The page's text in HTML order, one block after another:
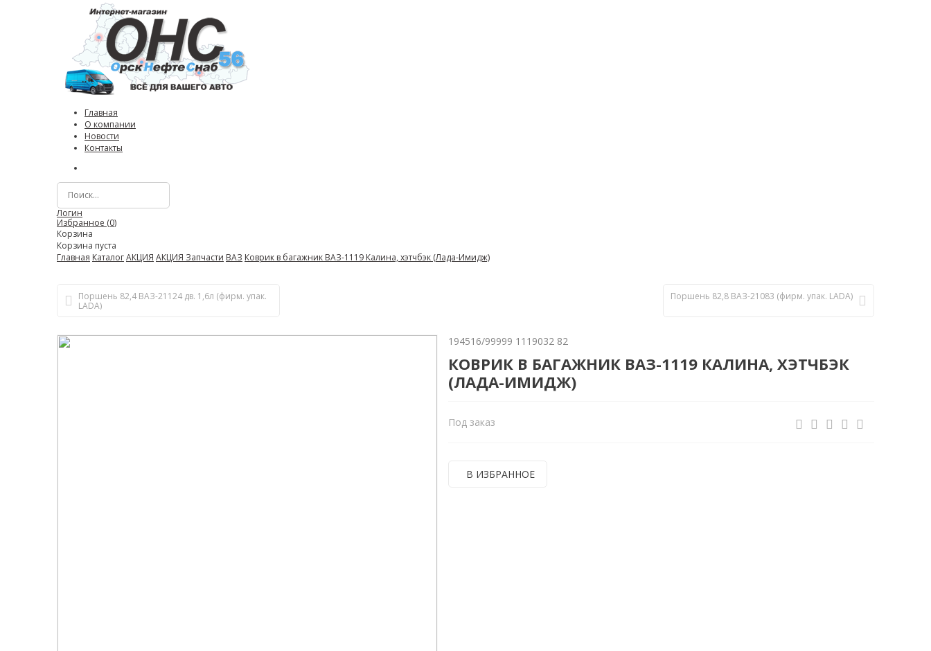
Главная
О компании
Новости
Контакты
Логин
Избранное (0)
Корзина
Корзина пуста
Главная КаталогАКЦИЯ АКЦИЯ Запчасти ВАЗ Коврик в багажник ВАЗ-1119 Калина, хэтчбэк (Лада-Имидж)
Поршень 82,4 ВАЗ-21124 дв. 1,6л (фирм. упак.
LADA)
Поршень 82,8 ВАЗ-21083 (фирм. упак. LADA)
194516/99999 1119032 82
КОВРИК В БАГАЖНИК ВАЗ-1119 КАЛИНА, ХЭТЧБЭК
(ЛАДА-ИМИДЖ)
Под заказ
В ИЗБРАННОЕ